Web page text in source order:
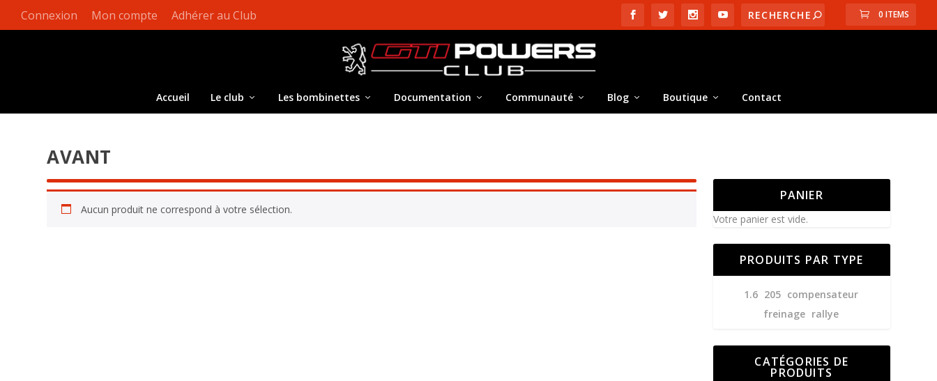
Connexion Mon compte Adhérer au Club 0 ITEMS
Accueil Le club Les bombinettes Documentation Communauté Blog Boutique Contact
AVANT
Aucun produit ne correspond à votre sélection.
PANIER
Votre panier est vide.
PRODUITS PAR TYPE
1.6 205 compensateur
freinage rallye
CATÉGORIES DE
PRODUITS